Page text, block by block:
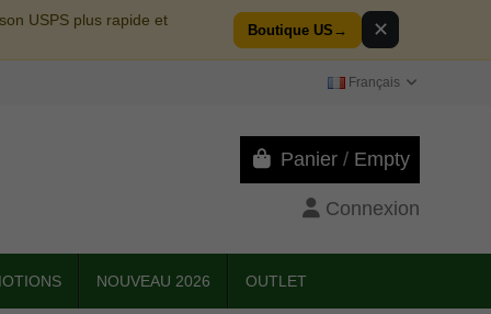
USPS plus rapide et
Boutique US → ✕
Français
Panier / Empty
Connexion
NOUVEAU 2026 OUTLET